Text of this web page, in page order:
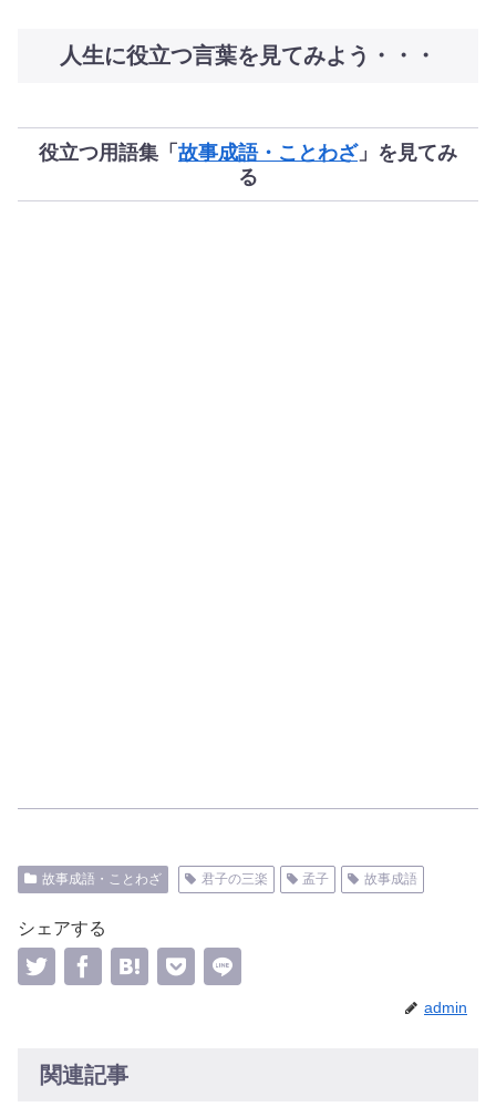
人生に役立つ言葉を見てみよう・・・
役立つ用語集「 故事成語・ことわざ」を見てみ
る
故事成語・ことわざ 君子の三楽 孟子 故事成語
シェアする
admin
関連記事